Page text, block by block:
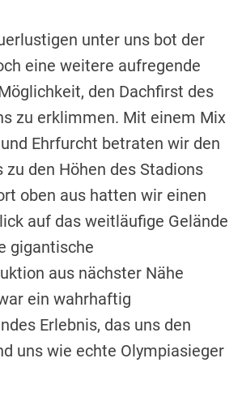
unter uns bot der
eine weitere aufregende
den Dachfirst des
zu erklimmen. Mit einem Mix
Ehrfurcht betraten wir den
zu den Höhen des Stadions
oben aus hatten wir einen
auf das weitläufige Gelände
gigantische
aus nächster Nähe
ein wahrhaftig
Erlebnis, das uns den
uns wie echte Olympiasieger